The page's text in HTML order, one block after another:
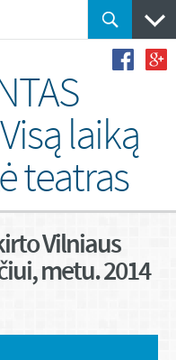
laiką
teatras
Vilniaus
metu. 2014